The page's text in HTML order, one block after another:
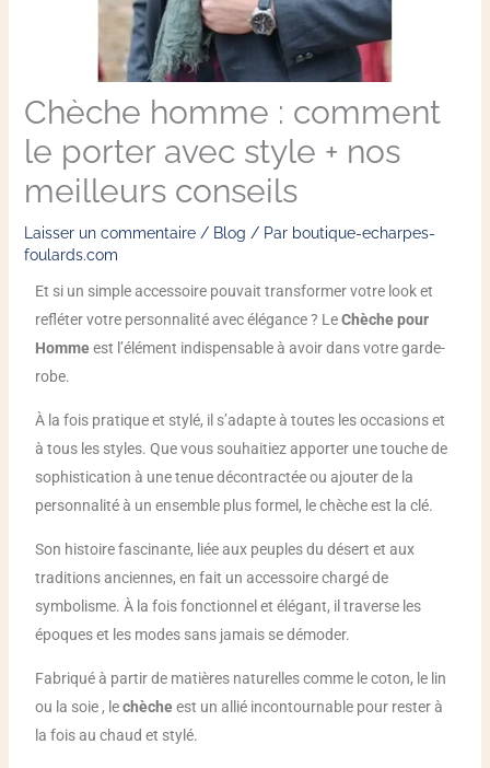
Chèche homme : comment
le porter avec style + nos
meilleurs conseils
Laisser un commentaire / Blog / Par boutique-echarpes-
foulards.com
Et si un simple accessoire pouvait transformer votre look et
refléter votre personnalité avec élégance ? LeChèche pour
Hommeest l’élément indispensable à avoir dans votre garde-
robe.
À la fois pratique et stylé, il s’adapte à toutes les occasions et
à tous les styles. Que vous souhaitiez apporter une touche de
sophistication à une tenue décontractée ou ajouter de la
personnalité à un ensemble plus formel, le chèche est la clé.
Son histoire fascinante, liée aux peuples du désert et aux
traditions anciennes, en fait un accessoire chargé de
symbolisme. À la fois fonctionnel et élégant, il traverse les
époques et les modes sans jamais se démoder.
Fabriqué à partir de matières naturelles comme le coton, le lin
ou la soie , lechècheest un allié incontournable pour rester à
la fois au chaud et stylé.